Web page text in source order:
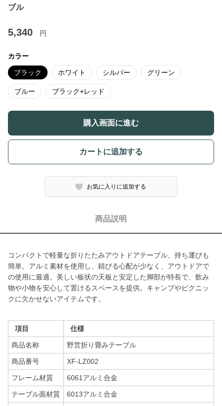
ブル
5,340 円
カラー
ブラック ホワイト シルバー グリーン
ブルー ブラック+レッド
購入画面に進む
カートに追加する
お気に入りに追加する
商品説明
コンパクトで軽量な折りたたみアウトドアテーブル、持ち運びも
簡単。アルミ素材を使用し、錆びる心配が少なく、アウトドアで
の使用に最適。美しい板状の天板と安定した脚部が特長で、飲み
物や小物を安心して置けるスペースを提供。キャンプやピクニッ
クに欠かせないアイテムです。
項目 仕様
商品名称 野営折り畳みテーブル
商品番号 XF-LZ002
フレーム材質 6061アルミ合金
テーブル面材質 6013アルミ合金